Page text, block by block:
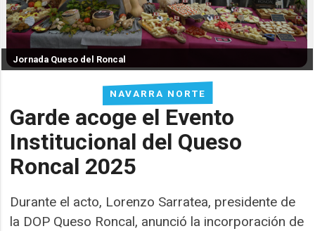
NAVARRA NORTE
Garde acoge el Evento
Institucional del Queso
Roncal 2025
Durante el acto, Lorenzo Sarratea, presidente de
la DOP Queso Roncal, anunció la incorporación de
Jornada Queso del Roncal